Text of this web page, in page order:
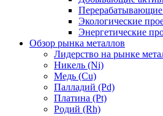
Экологические
Энергетические
Обзор рынка металлов
Лидерство на рынке
Никель (Ni)
Медь (Cu)
Палладий (Pd)
Платина (Pt)
Родий (Rh)